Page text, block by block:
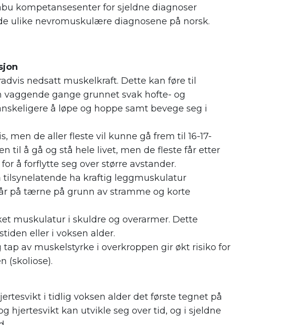
kompetansesenter for sjeldne diagnoser
ulike nevromuskulære diagnosene på norsk.
nedsatt muskelkraft. Dette kan føre til
gange grunnet svak hofte- og
å løpe og hoppe samt bevege seg i
men de aller fleste vil kunne gå frem til 16-17-
til å gå og stå hele livet, men de fleste får etter
å forflytte seg over større avstander.
ha kraftig leggmuskulatur
på tærne på grunn av stramme og korte
muskulatur i skuldre og overarmer. Dette
eller i voksen alder.
av muskelstyrke i overkroppen gir økt risiko for
(skoliose).
i tidlig voksen alder det første tegnet på
hjertesvikt kan utvikle seg over tid, og i sjeldne